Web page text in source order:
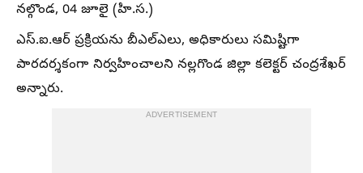
నల్గొండ, 04 జూలై (హి.స.)
ఎస్.ఐ.ఆర్ ప్రక్రియను బీఎల్ఎలు, అధికారులు సమిష్టిగా
పారదర్శకంగా నిర్వహించాలని నల్లగొండ జిల్లా కలెక్టర్ చంద్రశేఖర్
అన్నారు.
ADVERTISEMENT